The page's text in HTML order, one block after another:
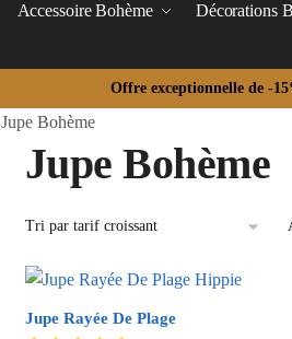
Accessoire Bohème Décorations
Offre exceptionnelle de -
Jupe Bohème
Jupe Bohème
Jupe Rayée De Plage